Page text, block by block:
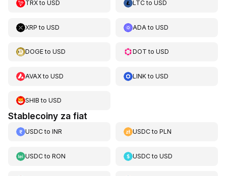
TRXto USD LTCtoUSD
XRP to USD ADA toUSD
DOGEto USD DOT toUSD
AVAXto USD LINKtoUSD
SHIB to USD
Stablecoiny za fiat
USDCto INR USDCtoPLN
USDCto RON USDCtoUSD